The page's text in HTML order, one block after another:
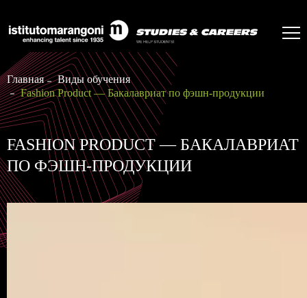
Главная
Виды обучения
Fashion Product — Бакалавриат по фэшн-продукции
FASHION PRODUCT — БАКАЛАВРИАТ
ПО ФЭШН-ПРОДУКЦИИ